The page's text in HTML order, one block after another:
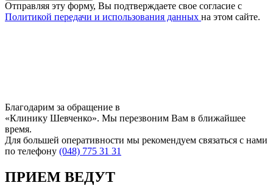
Отправляя эту форму, Вы подтверждаете свое согласие с
Политикой передачи и использования данных на этом сайте.
Благодарим за обращение в
«Клинику Шевченко». Мы перезвоним Вам в ближайшее
время.
Для большей оперативности мы рекомендуем связаться с нами
по телефону (048) 775 31 31
ПРИЕМ ВЕДУТ